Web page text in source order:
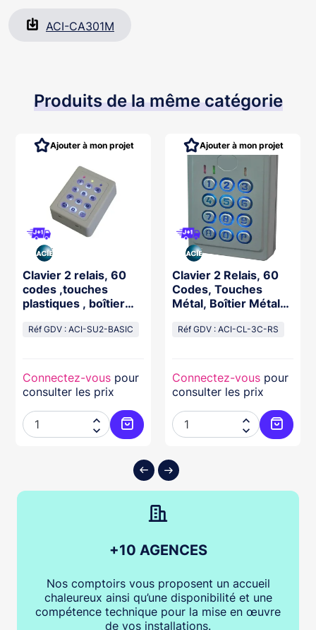
ACI-CA301M
Produits de la même catégorie
au panier
Clavier 2 relais, 60
codes ,touches
plastiques , boîtier
Réf GDV : ACI-SU2-BASIC
Connectez-vous pour
consulter les prix


Ajouter au panier
Ajouter à mon projet
Clavier 2 Relais, 60
Codes, Touches
Métal, Boîtier Métal
Réf GDV : ACI-CL-3C-RS
Connectez-vous pour
consulter les prix


Ajouter à mon projet
+10 AGENCES
Nos comptoirs vous proposent un accueil
chaleureux ainsi qu’une disponibilité et une
compétence technique pour la mise en œuvre
de vos installations.